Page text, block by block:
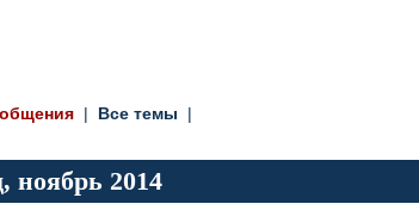
| Все темы |
ноябрь 2014